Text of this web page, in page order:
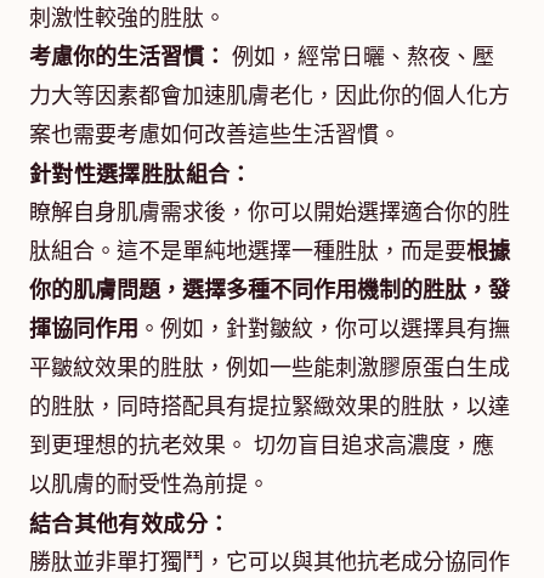
刺激性較強的胜肽。
考慮你的生活習慣： 例如，經常日曬、熬夜、壓
力大等因素都會加速肌膚老化，因此你的個人化方
案也需要考慮如何改善這些生活習慣。
針對性選擇胜肽組合：
瞭解自身肌膚需求後，你可以開始選擇適合你的胜
肽組合。這不是單純地選擇一種胜肽，而是要根據
你的肌膚問題，選擇多種不同作用機制的胜肽，發
揮協同作用 。例如，針對皺紋，你可以選擇具有撫
平皺紋效果的胜肽，例如一些能刺激膠原蛋白生成
的胜肽，同時搭配具有提拉緊緻效果的胜肽，以達
到更理想的抗老效果。 切勿盲目追求高濃度，應
以肌膚的耐受性為前提。
結合其他有效成分：
勝肽並非單打獨鬥，它可以與其他抗老成分協同作